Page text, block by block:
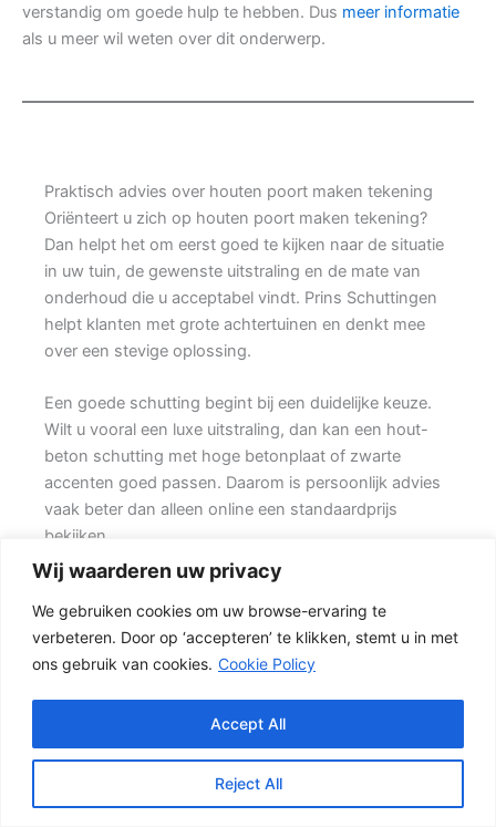
Wij waarderen uw privacy
We gebruiken cookies om uw browse-ervaring te
verbeteren. Door op ‘accepteren’ te klikken, stemt u in met
ons gebruik van cookies. Cookie Policy
Reject All
Accept All
verstandig om goede hulp te hebben. Dus meer informatie
als u meer wil weten over dit onderwerp.
Praktisch advies over houten poort maken tekening
Oriënteert u zich op houten poort maken tekening?
Dan helpt het om eerst goed te kijken naar de situatie
in uw tuin, de gewenste uitstraling en de mate van
onderhoud die u acceptabel vindt. Prins Schuttingen
helpt klanten met grote achtertuinen en denkt mee
over een stevige oplossing.
Een goede schutting begint bij een duidelijke keuze.
Wilt u vooral een luxe uitstraling, dan kan een hout-
beton schutting met hoge betonplaat of zwarte
accenten goed passen. Daarom is persoonlijk advies
vaak beter dan alleen online een standaardprijs
bekijken.
Schutting kiezen op basis van uitstraling en gebruik
Voor veel klanten is een hout-beton schutting de
meest gekozen oplossing. {De betonpalen en
betonplaten zorgen voor stabiliteit, terwijl de houten
resultaat is een stevige tuinafscheiding die netjes oogt
en jarenlang mee kan gaan.